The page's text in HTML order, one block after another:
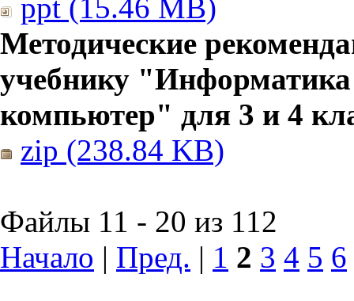
ppt (15.46 MB)
Методические
учебнику
компьютер" для 3 и 4
zip (238.84 KB)
Файлы 11 - 20 из 112
Начало | Пред. | 1 2 3 4 5 6